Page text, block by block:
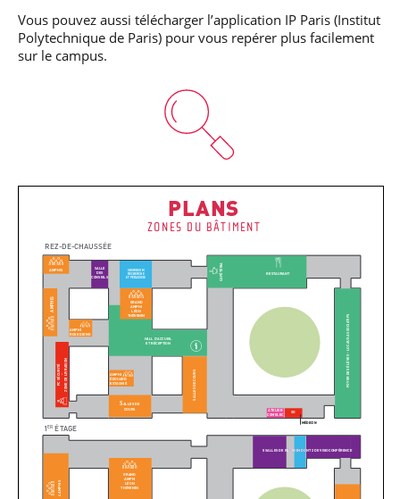
Vous pouvez aussi télécharger l’application IP Paris (Institut
Polytechnique de Paris) pour vous repérer plus facilement
sur le campus.